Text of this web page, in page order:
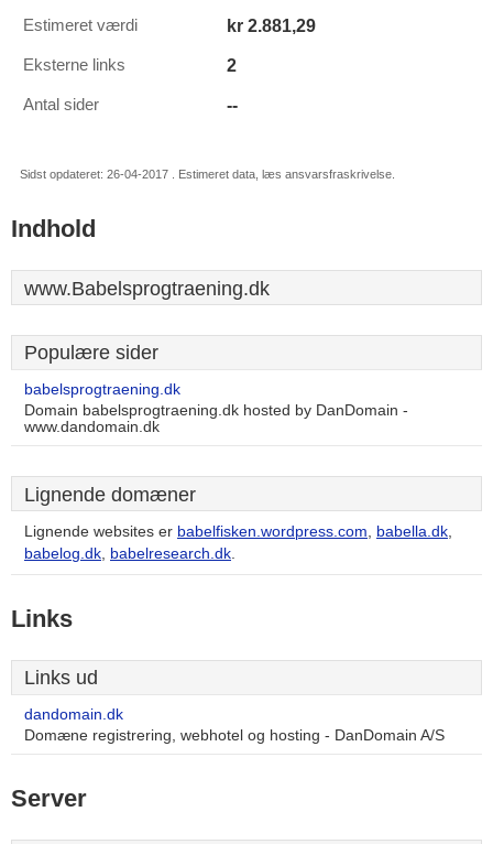
Estimeret værdi kr 2.881,29
Eksterne links 2
Antal sider --
Sidst opdateret: 26-04-2017 . Estimeret data, læs ansvarsfraskrivelse.
Indhold
www.Babelsprogtraening.dk
Populære sider
babelsprogtraening.dk
Domain babelsprogtraening.dk hosted by DanDomain -
www.dandomain.dk
Lignende domæner
Lignende websites er babelfisken.wordpress.com, babella.dk,
babelog.dk, babelresearch.dk.
Links
Links ud
dandomain.dk
Domæne registrering, webhotel og hosting - DanDomain A/S
Server